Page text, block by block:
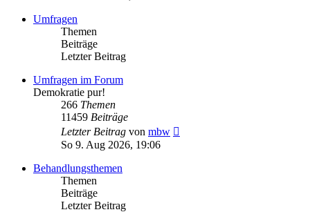
Umfragen
Themen
Beiträge
Letzter Beitrag
Umfragen im Forum
Demokratie pur!
266 Themen
11459 Beiträge
Letzter Beitrag von mbw
So 9. Aug 2026, 19:06
Behandlungsthemen
Themen
Beiträge
Letzter Beitrag